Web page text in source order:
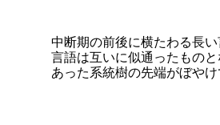
中断期の前後に横たわる長
言語は互いに似通ったもの
あった系統樹の先端がぼやけ